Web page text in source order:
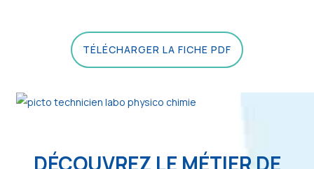
TÉLÉCHARGER LA FICHE PDF
DÉCOUVREZ LE MÉTIER DE